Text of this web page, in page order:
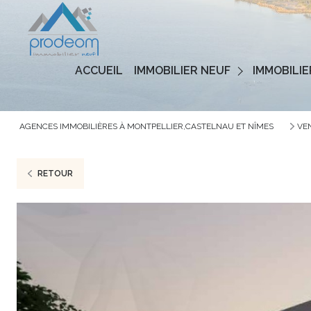
ACCUEIL IMMOBILIER NEUF
Programmes Neufs
AGENCES IMMOBILIÈRES À MONTPELLIER,CASTELNAU ET NÎMES
RETOUR